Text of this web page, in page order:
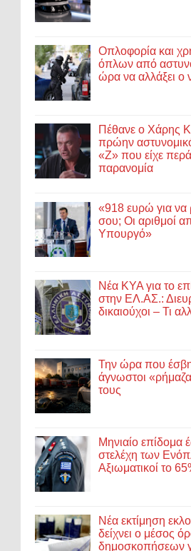
Οπλοφορία και
όπλων από
ώρα να αλλάξει ο
Πέθανε ο Χάρης
πρώην
«Ζ» που είχε
παρανομία
«918 ευρώ για να
σου; Οι αριθμοί
Υπουργό»
Νέα ΚΥΑ για το
στην ΕΛ.ΑΣ.:
δικαιούχοι – Τι
Την ώρα που
άγνωστοι
τους
Μηνιαίο
στελέχη των
Αξιωματικοί το
Νέα εκτίμηση
δείχνει ο μέσος
δημοσκοπήσεων